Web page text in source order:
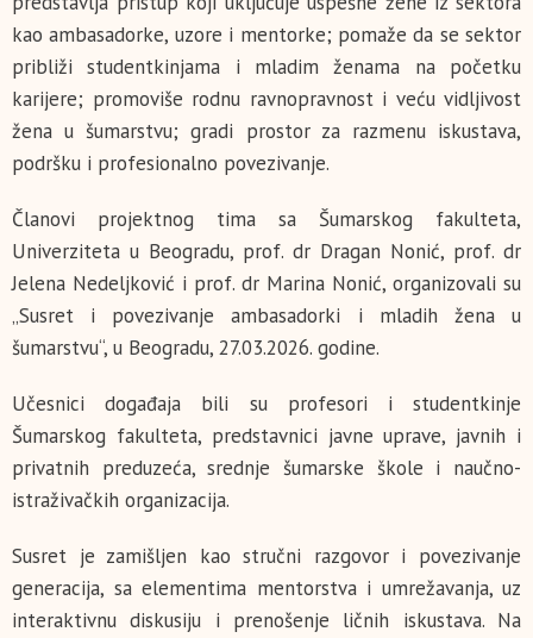
kao ambasadorke, uzore i mentorke; pomaže da se sektor
približi studentkinjama i mladim ženama na početku
karijere; promoviše rodnu ravnopravnost i veću vidljivost
žena u šumarstvu; gradi prostor za razmenu iskustava,
podršku i profesionalno povezivanje.
Članovi projektnog tima sa Šumarskog fakulteta,
Univerziteta u Beogradu, prof. dr Dragan Nonić, prof. dr
Jelena Nedeljković i prof. dr Marina Nonić, organizovali su
„Susret i povezivanje ambasadorki i mladih žena u
šumarstvu“, u Beogradu, 27.03.2026. godine.
Učesnici događaja bili su profesori i studentkinje
Šumarskog fakulteta, predstavnici javne uprave, javnih i
privatnih preduzeća, srednje šumarske škole i naučno-
istraživačkih organizacija.
Susret je zamišljen kao stručni razgovor i povezivanje
generacija, sa elementima mentorstva i umrežavanja, uz
interaktivnu diskusiju i prenošenje ličnih iskustava. Na